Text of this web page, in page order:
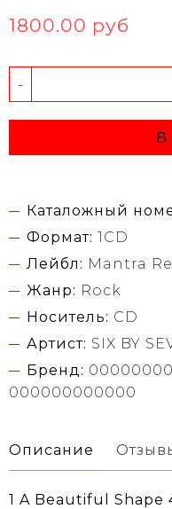
1800.00 руб
-
В
Каталожный
Формат: 1CD
Лейбл: Mantra
Жанр: Rock
Носитель: CD
Артист: SIX BY
Бренд:
000000000000
Описание
1 A Beautiful Shape